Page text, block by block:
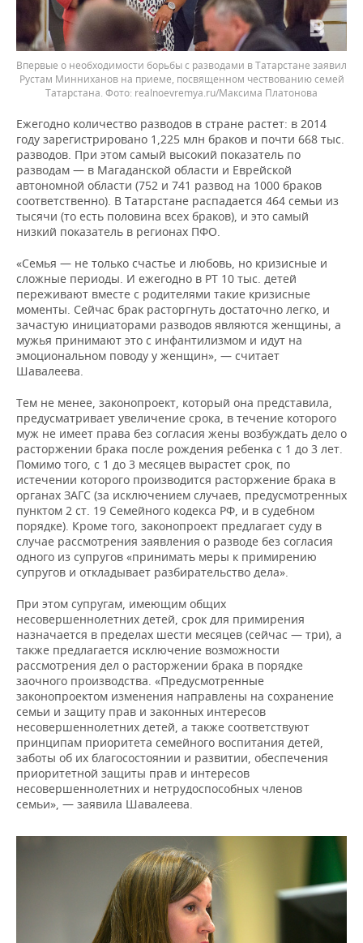
Впервые о необходимости борьбы с разводами в Татарстане заявил
Рустам Минниханов на приеме, посвященном чествованию семей
Татарстана.
realnoevremya.ru/Максима Платонова
Ежегодно количество разводов в стране растет: в 2014
году зарегистрировано 1,225 млн браков и почти 668 тыс.
разводов. При этом самый высокий показатель по
разводам — в Магаданской области и Еврейской
автономной области (752 и 741 развод на 1000 браков
соответственно). В Татарстане распадается 464 семьи из
тысячи (то есть половина всех браков), и это самый
низкий показатель в регионах ПФО.
«Семья — не только счастье и любовь, но кризисные и
сложные периоды. И ежегодно в РТ 10 тыс. детей
переживают вместе с родителями такие кризисные
моменты. Сейчас брак расторгнуть достаточно легко, и
зачастую инициаторами разводов являются женщины, а
мужья принимают это с инфантилизмом и идут на
эмоциональном поводу у женщин», — считает
Шавалеева.
Тем не менее, законопроект, который она представила,
предусматривает увеличение срока, в течение которого
муж не имеет права без согласия жены возбуждать дело о
расторжении брака после рождения ребенка с 1 до 3 лет.
Помимо того, с 1 до 3 месяцев вырастет срок, по
истечении которого производится расторжение брака в
органах ЗАГС (за исключением случаев, предусмотренных
пунктом 2 ст. 19 Семейного кодекса РФ, и в судебном
порядке). Кроме того, законопроект предлагает суду в
случае рассмотрения заявления о разводе без согласия
одного из супругов «принимать меры к примирению
супругов и откладывает разбирательство дела».
При этом супругам, имеющим общих
несовершеннолетних детей, срок для примирения
назначается в пределах шести месяцев (сейчас — три), а
также предлагается исключение возможности
рассмотрения дел о расторжении брака в порядке
заочного производства. «Предусмотренные
законопроектом изменения направлены на сохранение
семьи и защиту прав и законных интересов
несовершеннолетних детей, а также соответствуют
принципам приоритета семейного воспитания детей,
заботы об их благосостоянии и развитии, обеспечения
приоритетной защиты прав и интересов
несовершеннолетних и нетрудоспособных членов
семьи», — заявила Шавалеева.